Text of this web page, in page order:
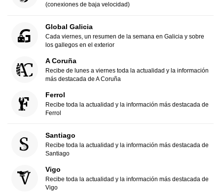
(conexiones de baja velocidad)
Global Galicia
Cada viernes, un resumen de la semana en Galicia y sobre
los gallegos en el exterior
A Coruña
Recibe de lunes a viernes toda la actualidad y la información
más destacada de A Coruña
Ferrol
Recibe toda la actualidad y la información más destacada de
Ferrol
Santiago
Recibe toda la actualidad y la información más destacada de
Santiago
Vigo
Recibe toda la actualidad y la información más destacada de
Vigo